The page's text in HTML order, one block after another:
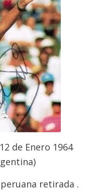
de Enero 1964
retirada .